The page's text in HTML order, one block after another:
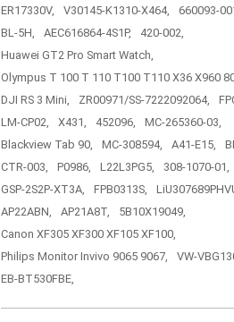
ER17330V,
V30145-K1310-X464, 660093-
BL-5H,
AEC616864-4S1P,
420-002,
Huawei GT2 Pro Smart Watch,
Olympus T 100 T 110 T100 T110 X36 X960
DJI RS 3 Mini,
ZR00971/SS-7222092064,
LM-CP02,
X431, 452096,
MC-265360-03,
Blackview Tab 90,
MC-308594, A41-E15,
CTR-003,
P0986, L22L3PG5,
308-1070-01,
GSP-2S2P-XT3A,
FPB0313S,
AP22ABN,
AP21A8T,
5B10X19049,
Canon XF305 XF300 XF105 XF100,
Philips Monitor Invivo 9065 9067,
VW-
EB-BT530FBE,